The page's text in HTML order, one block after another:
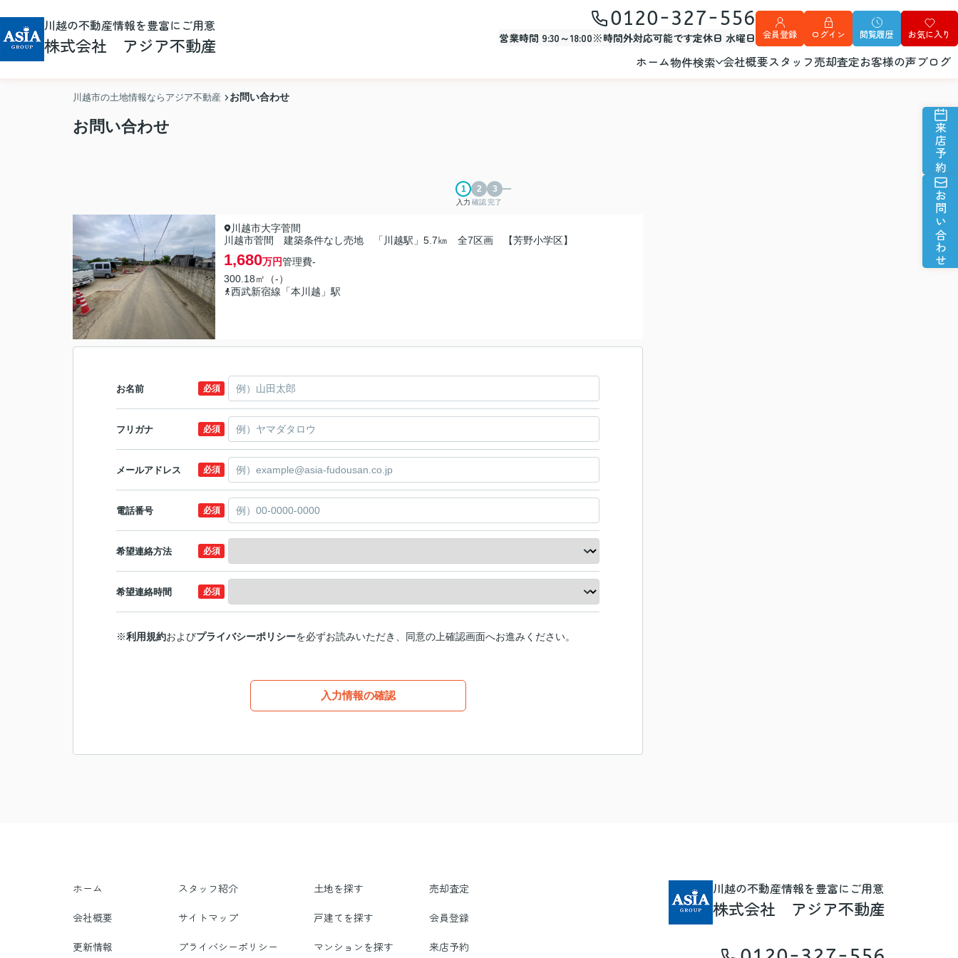
川越の不動産情報を豊富にご用意
株式会社 アジア不動産
0120-327-556
営業時間 9:30～18:00※時間外対応可能です定休日 水曜日 会員登録 ログイン 閲覧履歴 お気に入り
ホーム物件検索 会社概要スタッフ売却査定お客様の声ブログ
来店予約
お問い合わせ
川越市の土地情報ならアジア不動産 お問い合わせ
お問い合わせ
入力 確認完了
川越市大字菅間
川越市菅間 建築条件なし売地 「川越駅」5.7㎞ 全7区画 【芳野小学区】
1,680万円管理費-
300.18㎡（-）
西武新宿線「本川越」駅
お名前 必須
フリガナ 必須
メールアドレス 必須
電話番号 必須
希望連絡方法 必須
希望連絡時間 必須
※利用規約およびプライバシーポリシーを必ずお読みいただき、同意の上確認画面へお進みください。
入力情報の確認
ホーム スタッフ紹介 土地を探す 売却査定
会社概要 サイトマップ 戸建てを探す 会員登録
更新情報 プライバシーポリシー マンションを探す 来店予約
川越の不動産情報を豊富にご用意
株式会社 アジア不動産